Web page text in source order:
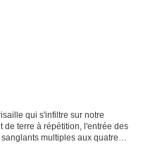
qui s'infiltre sur notre
de terre à répétition, l'entrée des
multiples aux quatre